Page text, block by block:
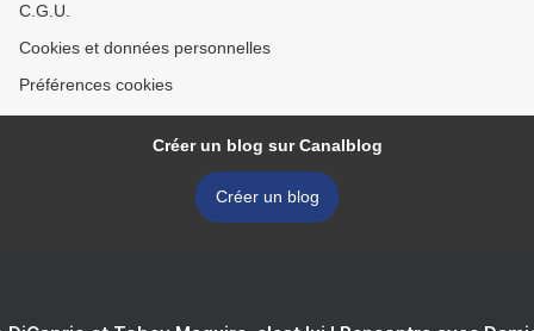
C.G.U.
Cookies et données personnelles
Préférences cookies
Créer un blog sur Canalblog
Créer un blog